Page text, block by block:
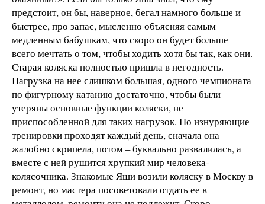
предстоит, он бы, наверное, бегал намного больше и
быстрее, про запас, мысленно объясняя самым
медленным бабушкам, что скоро он будет больше
всего мечтать о том, чтобы ходить хотя бы так, как они.
Старая коляска полностью пришла в негодность.
Нагрузка на нее слишком большая, одного чемпионата
по фигурному катанию достаточно, чтобы были
утеряны основные функции коляски, не
приспособленной для таких нагрузок. Но изнуряющие
тренировки проходят каждый день, сначала она
жалобно скрипела, потом – буквально развалилась, а
вместе с ней рушится хрупкий мир человека-
колясочника. Знакомые Яши возили коляску в Москву в
ремонт, но мастера посоветовали отдать ее в